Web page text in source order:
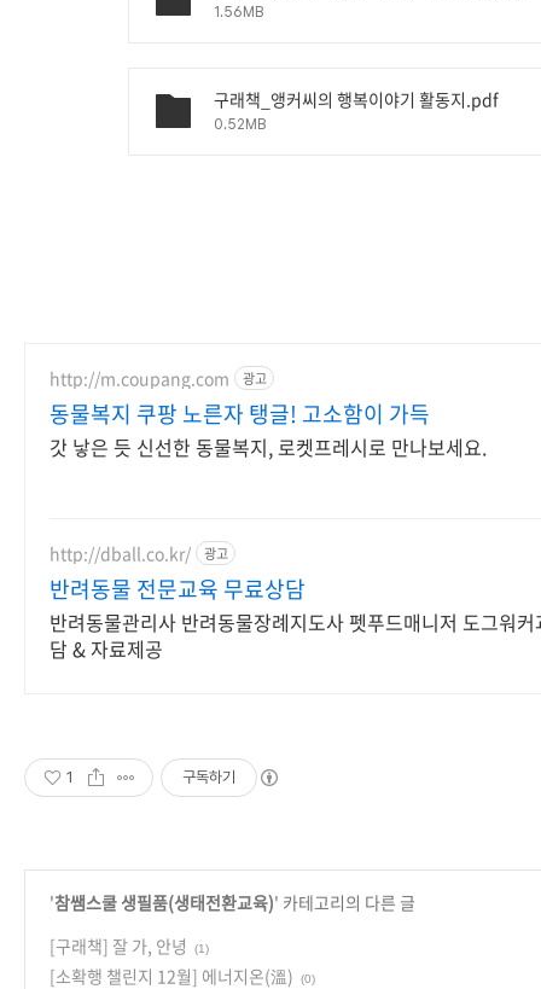
1.56MB
구래책_앵커씨의 행복이야기 활동지.pdf
0.52MB
http://m.coupang.com 광고
동물복지 쿠팡 노른자 탱글! 고소함이 가득
갓 낳은 듯 신선한 동물복지, 로켓프레시로 만나보세요.
http://dball.co.kr/ 광고
반려동물 전문교육 무료상담
반려동물관리사 반려동물장례지도사 펫푸드매니저 도그워
담 & 자료제공
1 구독하기
'참쌤스쿨 생필품(생태전환교육)' 카테고리의 다른 글
[구래책] 잘 가, 안녕
(1)
[소확행 챌린지 12월] 에너지온(溫) (0)